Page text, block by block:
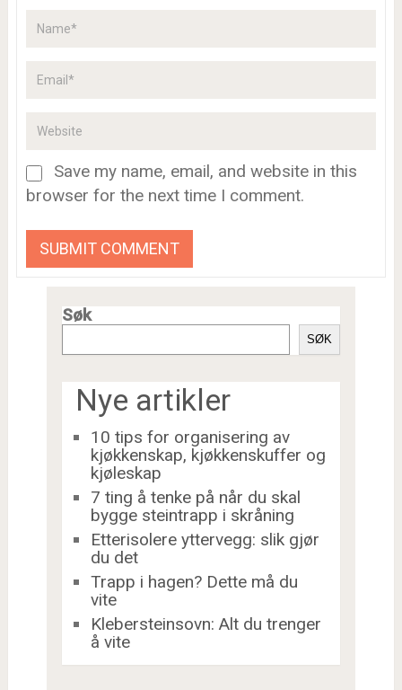
Save my name, email, and website in this
browser for the next time I comment.
Søk
SØK
Nye artikler
10 tips for organisering av
kjøkkenskap, kjøkkenskuffer og
kjøleskap
7 ting å tenke på når du skal
bygge steintrapp i skråning
Etterisolere yttervegg: slik gjør
du det
Trapp i hagen? Dette må du
vite
Klebersteinsovn: Alt du trenger
å vite